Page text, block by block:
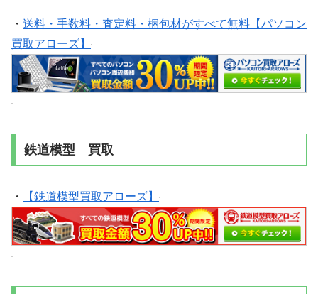
・ 送料・手数料・査定料・梱包材がすべて無料【パソコン
買取アローズ】
鉄道模型 買取
・ 【鉄道模型買取アローズ】